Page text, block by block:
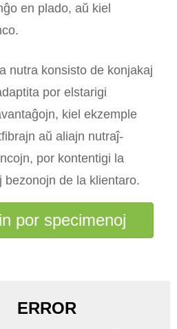
en plado, aŭ kiel
nutra konsisto de konjakaj
por elstarigi
kiel ekzemple
aŭ aliajn nutraĵ-
por kontentigi la
bezonojn de la klientaro.
por specimenoj